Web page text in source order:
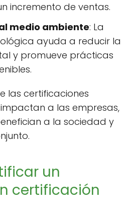
incremento de ventas.
medio ambiente: La
ayuda a reducir la
y promueve prácticas
las certificaciones
a las empresas,
a la sociedad y
un
certificación